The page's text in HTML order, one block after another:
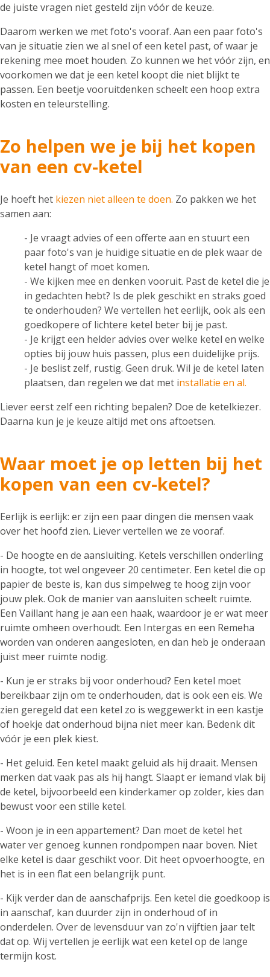
de juiste vragen niet gesteld zijn vóór de keuze.
Daarom werken we met foto's vooraf. Aan een paar foto's
van je situatie zien we al snel of een ketel past, of waar je
rekening mee moet houden. Zo kunnen we het vóór zijn, en
voorkomen we dat je een ketel koopt die niet blijkt te
passen. Een beetje vooruitdenken scheelt een hoop extra
kosten en teleurstelling.
Zo helpen we je bij het kopen
van een cv-ketel
Je hoeft het kiezen niet alleen te doen. Zo pakken we het
samen aan:
- Je vraagt advies of een offerte aan en stuurt een
paar foto's van je huidige situatie en de plek waar de
ketel hangt of moet komen.
- We kijken mee en denken vooruit. Past de ketel die je
in gedachten hebt? Is de plek geschikt en straks goed
te onderhouden? We vertellen het eerlijk, ook als een
goedkopere of lichtere ketel beter bij je past.
- Je krijgt een helder advies over welke ketel en welke
opties bij jouw huis passen, plus een duidelijke prijs.
- Je beslist zelf, rustig. Geen druk. Wil je de ketel laten
plaatsen, dan regelen we dat met installatie en al.
Liever eerst zelf een richting bepalen? Doe de ketelkiezer.
Daarna kun je je keuze altijd met ons aftoetsen.
Waar moet je op letten bij het
kopen van een cv-ketel?
Eerlijk is eerlijk: er zijn een paar dingen die mensen vaak
over het hoofd zien. Liever vertellen we ze vooraf.
- De hoogte en de aansluiting. Ketels verschillen onderling
in hoogte, tot wel ongeveer 20 centimeter. Een ketel die op
papier de beste is, kan dus simpelweg te hoog zijn voor
jouw plek. Ook de manier van aansluiten scheelt ruimte.
Een Vaillant hang je aan een haak, waardoor je er wat meer
ruimte omheen overhoudt. Een Intergas en een Remeha
worden van onderen aangesloten, en dan heb je onderaan
juist meer ruimte nodig.
- Kun je er straks bij voor onderhoud? Een ketel moet
bereikbaar zijn om te onderhouden, dat is ook een eis. We
zien geregeld dat een ketel zo is weggewerkt in een kastje
of hoekje dat onderhoud bijna niet meer kan. Bedenk dit
vóór je een plek kiest.
- Het geluid. Een ketel maakt geluid als hij draait. Mensen
merken dat vaak pas als hij hangt. Slaapt er iemand vlak bij
de ketel, bijvoorbeeld een kinderkamer op zolder, kies dan
bewust voor een stille ketel.
- Woon je in een appartement? Dan moet de ketel het
water ver genoeg kunnen rondpompen naar boven. Niet
elke ketel is daar geschikt voor. Dit heet opvoerhoogte, en
het is in een flat een belangrijk punt.
- Kijk verder dan de aanschafprijs. Een ketel die goedkoop is
in aanschaf, kan duurder zijn in onderhoud of in
onderdelen. Over de levensduur van zo'n vijftien jaar telt
dat op. Wij vertellen je eerlijk wat een ketel op de lange
termijn kost.